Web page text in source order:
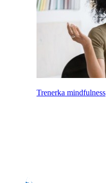
Trenerka mindfulness